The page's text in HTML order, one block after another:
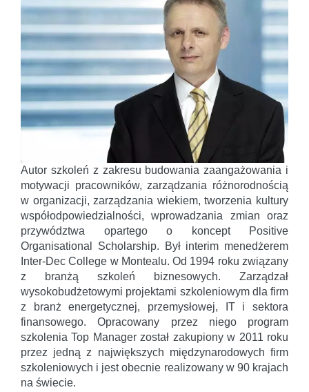
Autor szkoleń z zakresu budowania zaangażowania i
motywacji pracowników, zarządzania różnorodnością
w organizacji, zarządzania wiekiem, tworzenia kultury
współodpowiedzialności, wprowadzania zmian oraz
przywództwa opartego o koncept Positive
Organisational Scholarship. Był interim menedżerem
Inter-Dec College w Montealu. Od 1994 roku związany
z branżą szkoleń biznesowych. Zarządzał
wysokobudżetowymi projektami szkoleniowym dla firm
z branż energetycznej, przemysłowej, IT i sektora
finansowego. Opracowany przez niego program
szkolenia Top Manager został zakupiony w 2011 roku
przez jedną z największych międzynarodowych firm
szkoleniowych i jest obecnie realizowany w 90 krajach
na świecie.